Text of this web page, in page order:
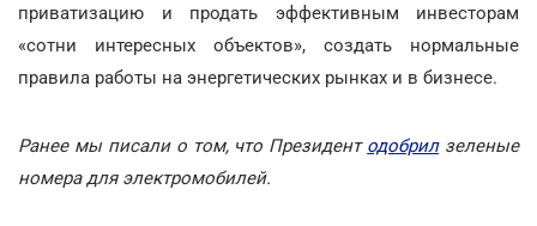
приватизацию и продать эффективным инвесторам
«сотни интересных объектов», создать нормальные
правила работы на энергетических рынках и в бизнесе.
Ранее мы писали о том, что Президент одобрилзеленые
номера для электромобилей.